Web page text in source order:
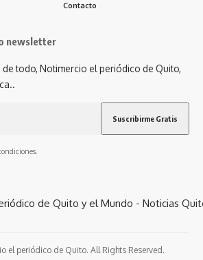
Contacto
newsletter
todo, Notimercio el periódico de Quito,
el periódico de Quito. All Rights Reserved.